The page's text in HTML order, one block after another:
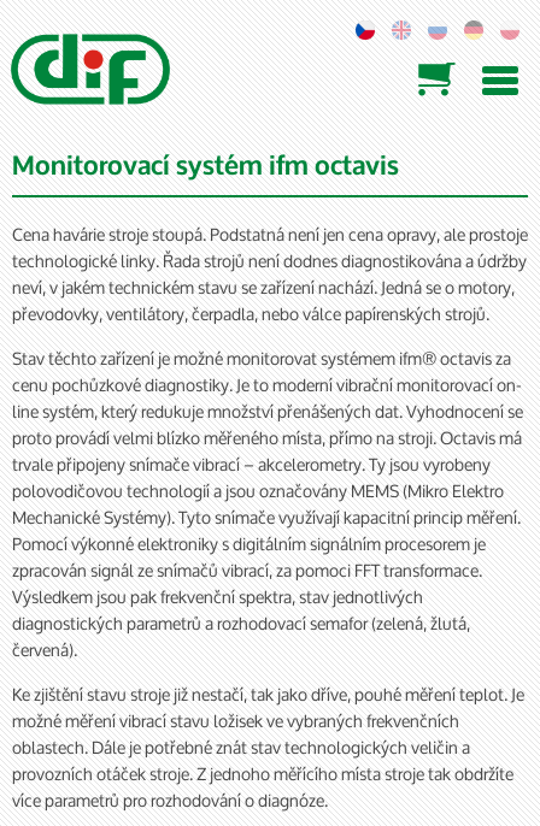

Monitorovací systém ifm octavis
Cena havárie stroje stoupá. Podstatná není jen cena opravy, ale prostoje
technologické linky. Řada strojů není dodnes diagnostikována a údržby
neví, v jakém technickém stavu se zařízení nachází. Jedná se o motory,
převodovky, ventilátory, čerpadla, nebo válce papírenských strojů.
Stav těchto zařízení je možné monitorovat systémem ifm® octavis za
cenu pochůzkové diagnostiky. Je to moderní vibrační monitorovací on-
line systém, který redukuje množství přenášených dat. Vyhodnocení se
proto provádí velmi blízko měřeného místa, přímo na stroji. Octavis má
trvale připojeny snímače vibrací – akcelerometry. Ty jsou vyrobeny
polovodičovou technologií a jsou označovány MEMS (Mikro Elektro
Mechanické Systémy). Tyto snímače využívají kapacitní princip měření.
Pomocí výkonné elektroniky s digitálním signálním procesorem je
zpracován signál ze snímačů vibrací, za pomoci FFT transformace.
Výsledkem jsou pak frekvenční spektra, stav jednotlivých
diagnostických parametrů a rozhodovací semafor (zelená, žlutá,
červená).
Ke zjištění stavu stroje již nestačí, tak jako dříve, pouhé měření teplot. Je
možné měření vibrací stavu ložisek ve vybraných frekvenčních
oblastech. Dále je potřebné znát stav technologických veličin a
provozních otáček stroje. Z jednoho měřícího místa stroje tak obdržíte
více parametrů pro rozhodování o diagnóze.